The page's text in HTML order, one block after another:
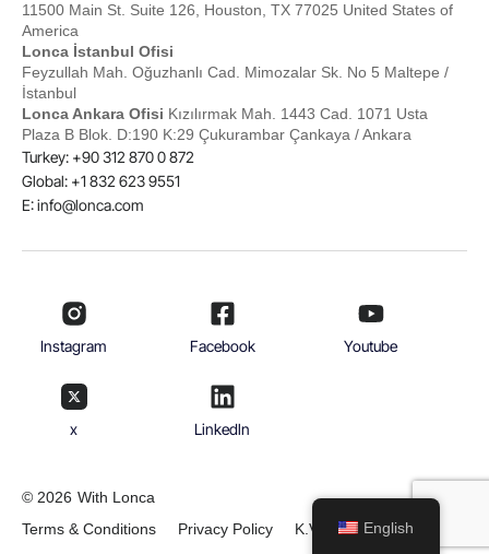
11500 Main St. Suite 126, Houston, TX 77025 United States of
America
Lonca İstanbul Ofisi
Feyzullah Mah. Oğuzhanlı Cad. Mimozalar Sk. No 5 Maltepe /
İstanbul
Lonca Ankara Ofisi Kızılırmak Mah. 1443 Cad. 1071 Usta
Plaza B Blok. D:190 K:29 Çukurambar Çankaya / Ankara
Turkey: +90 312 870 0 872
Global: +1 832 623 9551
E:info@lonca.com
Instagram Facebook Youtube
x Linkedln
© 2026 With Lonca
Terms & Conditions
Privacy Policy K.V.K.K English